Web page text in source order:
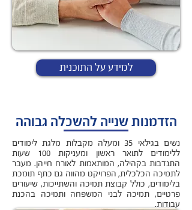
למידע על התוכנית
הזדמנות שנייה להשכלה גבוהה
נשים בגילאי 35 ומעלה מקבלות מלגת לימודים
ללימודים לתואר ראשון ומעניקות 100 שעות
התנדבות בקהילה, המותאמות לאורח חייהן. מעבר
לתמיכה הכלכלית, הפרויקט מהווה גם כתף תומכת
בלימודים, כולל קבוצת תמיכה והשתייכות, שיעורים
פרטיים, תמיכה לבני המשפחה ותמיכה בהכנת
עבודות.